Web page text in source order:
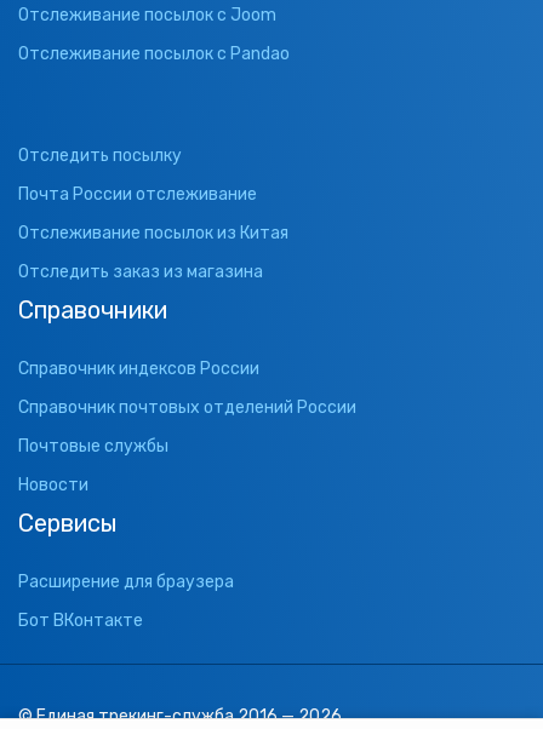
Отслеживание посылок с Joom
Отслеживание посылок с Pandao
Отследить посылку
Почта России отслеживание
Отслеживание посылок из Китая
Отследить заказ из магазина
Справочники
Справочник индексов России
Справочник почтовых отделений России
Почтовые службы
Новости
Сервисы
Расширение для браузера
Бот ВКонтакте
© Единая трекинг-служба 2016 — 2026